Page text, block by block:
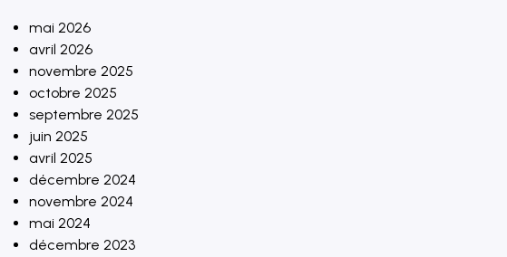
mai 2026
avril 2026
novembre 2025
octobre 2025
septembre 2025
juin 2025
avril 2025
décembre 2024
novembre 2024
mai 2024
décembre 2023